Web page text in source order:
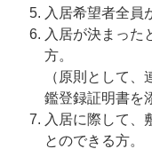
入居希望者全員
入居が決まった
方。
（原則として
鑑登録証明書を
入居に際して、
とのできる方。